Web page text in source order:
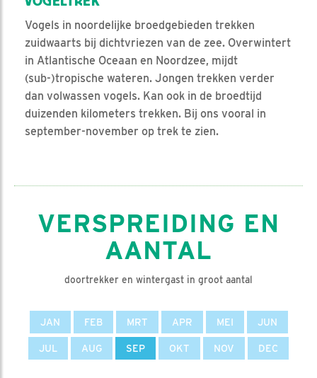
Vogels in noordelijke broedgebieden trekken
zuidwaarts bij dichtvriezen van de zee. Overwintert
in Atlantische Oceaan en Noordzee, mijdt
(sub-)tropische wateren. Jongen trekken verder
dan volwassen vogels. Kan ook in de broedtijd
duizenden kilometers trekken. Bij ons vooral in
september-november op trek te zien.
VERSPREIDING EN
AANTAL
doortrekker en wintergast in groot aantal
JAN FEB MRT APR MEI JUN
JUL AUG SEP OKT NOV DEC